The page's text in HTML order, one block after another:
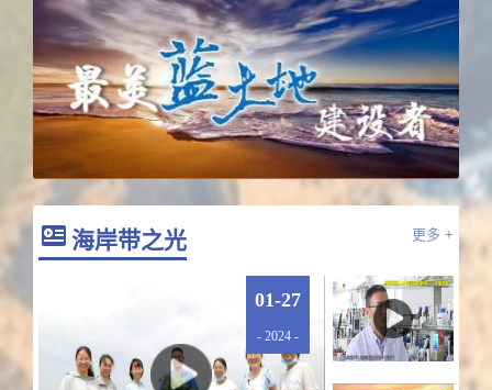
海岸带之光 更多 +
01-27
- 2024 -